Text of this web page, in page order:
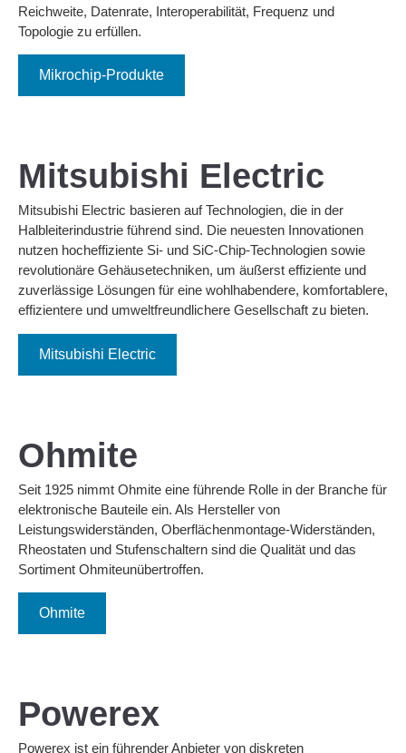
Reichweite, Datenrate, Interoperabilität, Frequenz und
Topologie zu erfüllen.
Mikrochip-Produkte
Mitsubishi Electric
Mitsubishi Electric basieren auf Technologien, die in der
Halbleiterindustrie führend sind. Die neuesten Innovationen
nutzen hocheffiziente Si- und SiC-Chip-Technologien sowie
revolutionäre Gehäusetechniken, um äußerst effiziente und
zuverlässige Lösungen für eine wohlhabendere, komfortablere,
effizientere und umweltfreundlichere Gesellschaft zu bieten.
Mitsubishi Electric
Ohmite
Seit 1925 nimmt Ohmite eine führende Rolle in der Branche für
elektronische Bauteile ein. Als Hersteller von
Leistungswiderständen, Oberflächenmontage-Widerständen,
Rheostaten und Stufenschaltern sind die Qualität und das
Sortiment Ohmiteunübertroffen.
Ohmite
Powerex
Powerex ist ein führender Anbieter von diskreten